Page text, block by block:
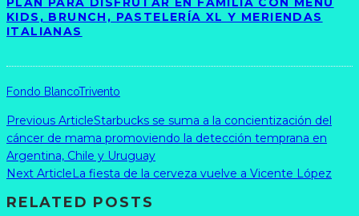
KIDS, BRUNCH, PASTELERÍA XL Y MERIENDAS
ITALIANAS
Fondo BlancoTrivento
Previous ArticleStarbucks se suma a la concientización del
cáncer de mama promoviendo la detección temprana en
Argentina, Chile y Uruguay
Next Article La fiesta de la cerveza vuelve a Vicente López
RELATED POSTS